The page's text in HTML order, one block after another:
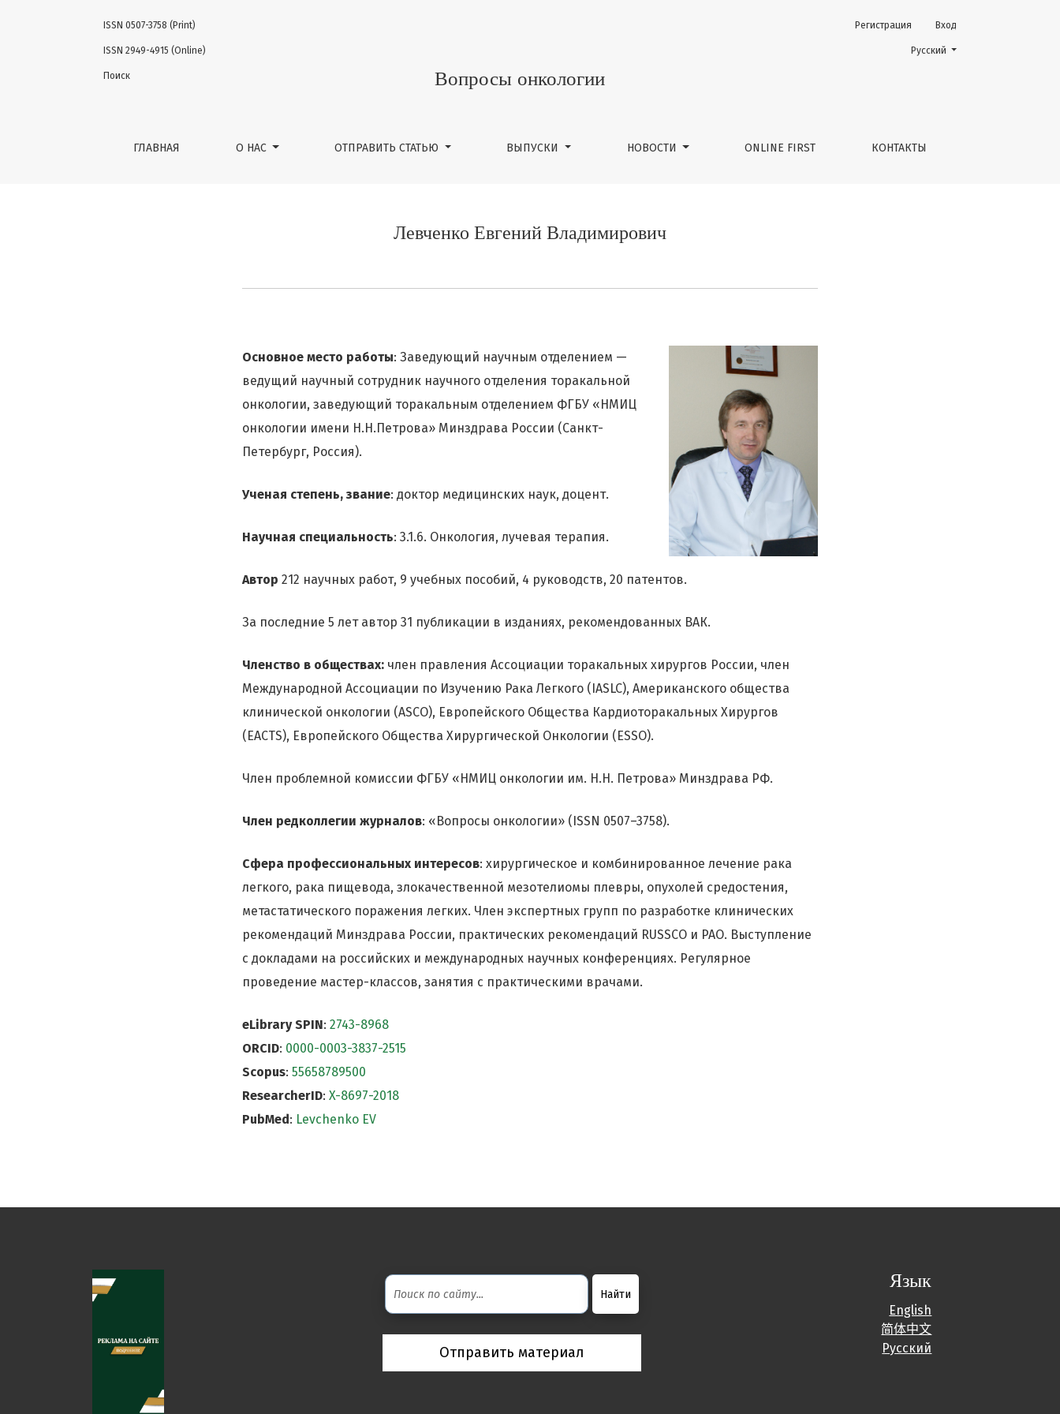
Левченко Евгений Владимирович
Вопросы онкологии
ГЛАВНАЯ О НАС ОТПРАВИТЬ СТАТЬЮ ВЫПУСКИ НОВОСТИ ONLINE FIRST КОНТАКТЫ
Регистрация Вход
ISSN 0507-3758 (Print)
ISSN 2949-4915 (Online)
Поиск
Change the language. The
Русский
Левченко Евгений Владимирович
Основное место работы: Заведующий научным отделением —
ведущий научный сотрудник научного отделения торакальной
онкологии, заведующий торакальным отделением ФГБУ «НМИЦ
онкологии имени Н.Н.Петрова» Минздрава России (Санкт-
Петербург, Россия).
Ученая степень, звание: доктор медицинских наук, доцент.
Научная специальность: 3.1.6. Онкология, лучевая терапия.
Автор 212 научных работ, 9 учебных пособий, 4 руководств, 20 патентов.
За последние 5 лет автор 31 публикации в изданиях, рекомендованных ВАК.
Членство в обществах: член правления Ассоциации торакальных хирургов России, член
Международной Ассоциации по Изучению Рака Легкого (IASLC), Американского общества
клинической онкологии (ASCO), Европейского Общества Кардиоторакальных Хирургов
(EACTS), Европейского Общества Хирургической Онкологии (ЕSSO).
Член проблемной комиссии ФГБУ «НМИЦ онкологии им. Н.Н. Петрова» Минздрава РФ.
Член редколлегии журналов: «Вопросы онкологии» (ISSN 0507–3758).
Сфера профессиональных интересов: хирургическое и комбинированное лечение рака
легкого, рака пищевода, злокачественной мезотелиомы плевры, опухолей средостения,
метастатического поражения легких. Член экспертных групп по разработке клинических
рекомендаций Минздрава России, практических рекомендаций RUSSCO и РАО. Выступление
с докладами на российских и международных научных конференциях. Регулярное
проведение мастер-классов, занятия с практическими врачами.
eLibrary SPIN: 2743-8968
ORCID: 0000-0003-3837-2515
Scopus: 55658789500
ResearcherID: X-8697-2018
PubMed: Levchenko EV
Отправить материал
Язык
English
简体中文
Русский